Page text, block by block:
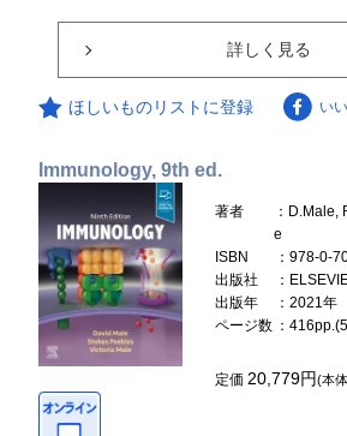
詳しく見る
ほしいものリストに登録 い
Immunology, 9th ed.
著者
：D.Male,
e
ISBN
：978-0-
出版社
：
出版年
：2021年
ページ数 ：
定価 20,779円(本